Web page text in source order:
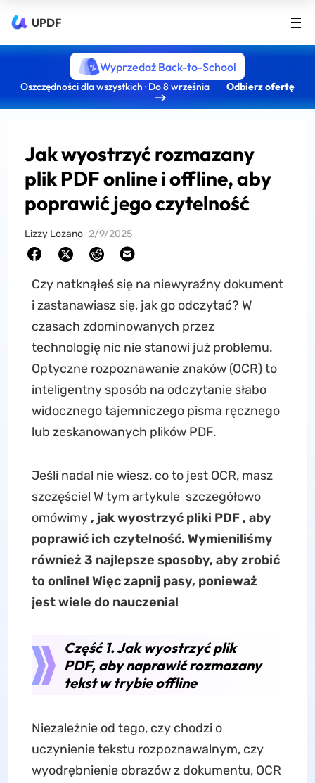
UPDF
Wyprzedaż Back-to-School
Oszczędności dla wszystkich · Do 8 września Odbierz ofertę
Jak wyostrzyć rozmazany
plik PDF online i offline, aby
poprawić jego czytelność
Lizzy Lozano 2/9/2025
Czy natknąłeś się na niewyraźny dokument
i zastanawiasz się, jak go odczytać? W
czasach zdominowanych przez
technologię nic nie stanowi już problemu.
Optyczne rozpoznawanie znaków (OCR) to
inteligentny sposób na odczytanie słabo
widocznego tajemniczego pisma ręcznego
lub zeskanowanych plików PDF.
Jeśli nadal nie wiesz, co to jest OCR, masz
szczęście! W tym artykule szczegółowo
omówimy , jak wyostrzyć pliki PDF , aby
poprawić ich czytelność. Wymieniliśmy
również 3 najlepsze sposoby, aby zrobić
to online! Więc zapnij pasy, ponieważ
jest wiele do nauczenia!
Część 1. Jak wyostrzyć plik
PDF, aby naprawić rozmazany
tekst w trybie offline
Niezależnie od tego, czy chodzi o
uczynienie tekstu rozpoznawalnym, czy
wyodrębnienie obrazów z dokumentu, OCR